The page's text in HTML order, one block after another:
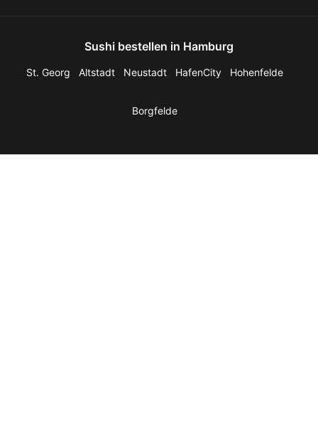
Sushi bestellen in Hamburg
St. Georg Altstadt Neustadt HafenCity Hohenfelde
Borgfelde